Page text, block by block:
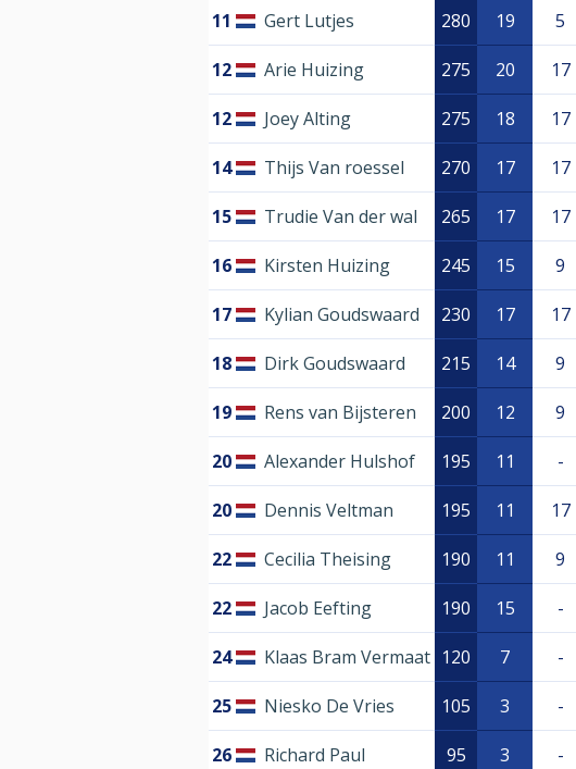
11 Gert Lutjes 280 19 5
12 Arie Huizing 275 20 17
12 Joey Alting 275 18 17
14 Thijs Van roessel 270 17 17
15 Trudie Van der wal 265 17 17
16 Kirsten Huizing 245 15 9
17 Kylian Goudswaard 230 17 17
18 Dirk Goudswaard 215 14 9
19 Rens van Bijsteren 200 12 9
20 Alexander Hulshof 195 11 -
20 Dennis Veltman 195 11 17
22 Cecilia Theising 190 11 9
22 Jacob Eefting 190 15 -
24 Klaas Bram Vermaat 120 7 -
25 Niesko De Vries 105 3 -
26 Richard Paul 95 3 -